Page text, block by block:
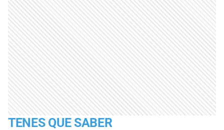
TENES QUE SABER